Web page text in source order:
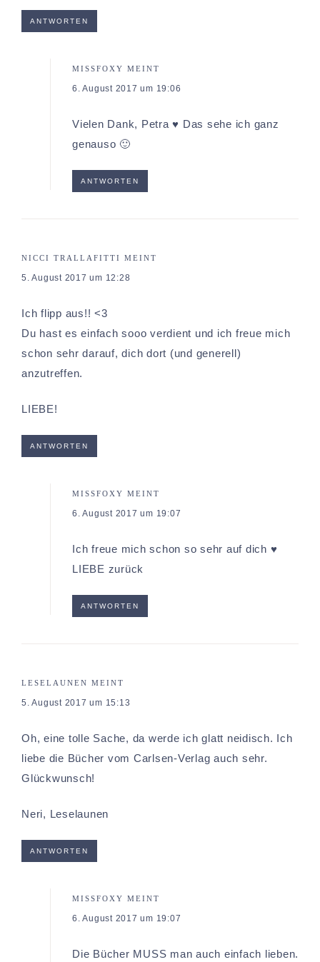
ANTWORTEN
MISSFOXY MEINT
6. August 2017 um 19:06
Vielen Dank, Petra ♥ Das sehe ich ganz
genauso 🙂
ANTWORTEN
NICCI TRALLAFITTI MEINT
5. August 2017 um 12:28
Ich flipp aus!! <3
Du hast es einfach sooo verdient und ich freue mich
schon sehr darauf, dich dort (und generell)
anzutreffen.
LIEBE!
ANTWORTEN
MISSFOXY MEINT
6. August 2017 um 19:07
Ich freue mich schon so sehr auf dich ♥
LIEBE zurück
ANTWORTEN
LESELAUNEN MEINT
5. August 2017 um 15:13
Oh, eine tolle Sache, da werde ich glatt neidisch. Ich
liebe die Bücher vom Carlsen-Verlag auch sehr.
Glückwunsch!
Neri, Leselaunen
ANTWORTEN
MISSFOXY MEINT
6. August 2017 um 19:07
Die Bücher MUSS man auch einfach lieben.